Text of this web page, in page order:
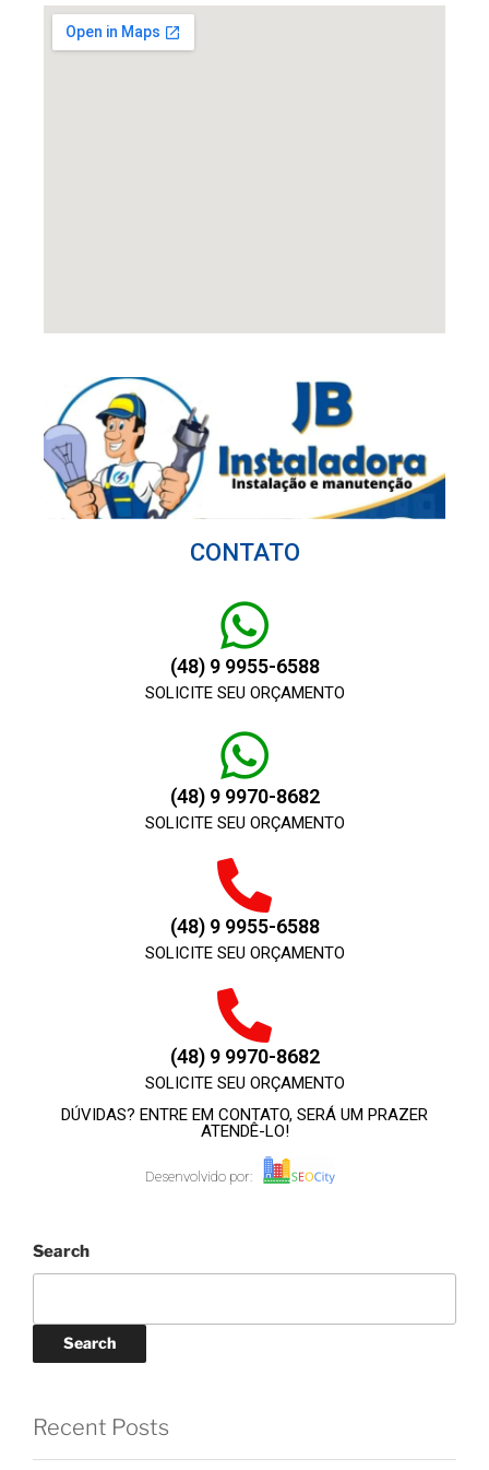
CONTATO
(48) 9 9955-6588
SOLICITE SEU ORÇAMENTO
(48) 9 9970-8682
SOLICITE SEU ORÇAMENTO
(48) 9 9955-6588
SOLICITE SEU ORÇAMENTO
(48) 9 9970-8682
SOLICITE SEU ORÇAMENTO
DÚVIDAS? ENTRE EM CONTATO, SERÁ UM PRAZER
ATENDÊ-LO!
Desenvolvido por:
Search
Search
Recent Posts